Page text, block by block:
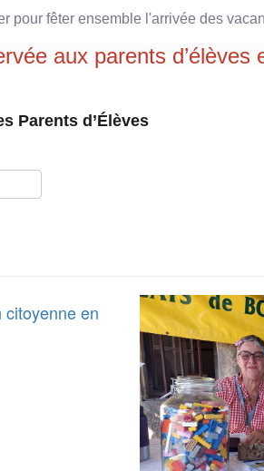
pour fêter ensemble l'arrivée des
aux parents d’élèves
Parents d’Élèves
en